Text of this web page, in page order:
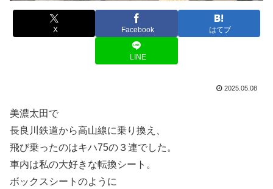
X Facebook はてブ
LINE
2025.05.08
美濃太田で
長良川鉄道から高山線に乗り換え、
飛び乗ったのはキハ75の３連でした。
車内は私の大好きな転換シート。
ボックスシートのように